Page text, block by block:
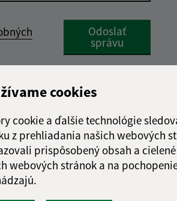
cookies
cookie a ďalšie technológie
z prehliadania našich webových
prispôsobený obsah a
webových stránok a na
Google reCaptcha Response
Odoslať
správu